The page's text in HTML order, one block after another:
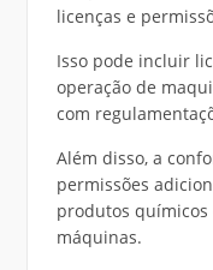
licenças e
Isso pode incluir
operação de
com
Além disso, a
permissões
produtos químicos
máquinas.